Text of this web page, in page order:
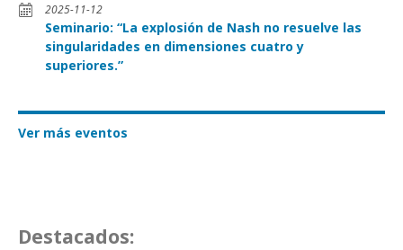
2025-11-12
Seminario: “La explosión de Nash no resuelve las
singularidades en dimensiones cuatro y
superiores.”
Ver más eventos
Destacados: